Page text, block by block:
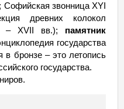
Софийская звонница XYI
древних колокол
– XVII вв.); памятник
государства
в бронзе – это летопись
государства.